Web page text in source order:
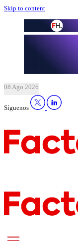
Skip to content
08 Ago 2026
Síguenos